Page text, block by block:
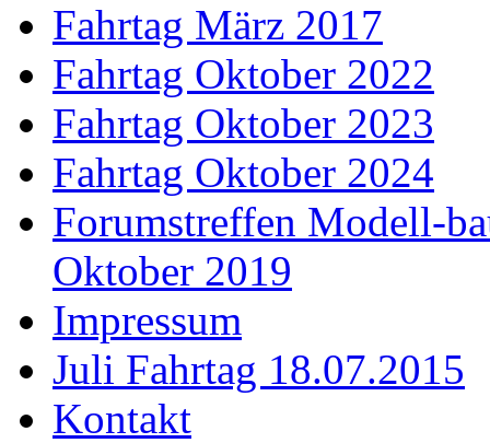
Fahrtag März 2017
Fahrtag Oktober 2022
Fahrtag Oktober 2023
Fahrtag Oktober 2024
Forumstreffen Modell-
Oktober 2019
Impressum
Juli Fahrtag 18.07.2015
Kontakt